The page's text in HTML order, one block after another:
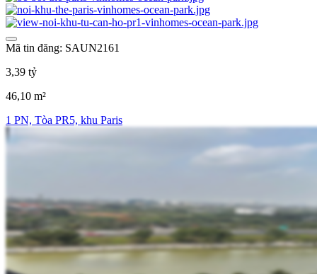
Mã tin đăng: SAUN2161
3,39 tỷ
46,10 m²
1 PN, Tòa PR5, khu Paris